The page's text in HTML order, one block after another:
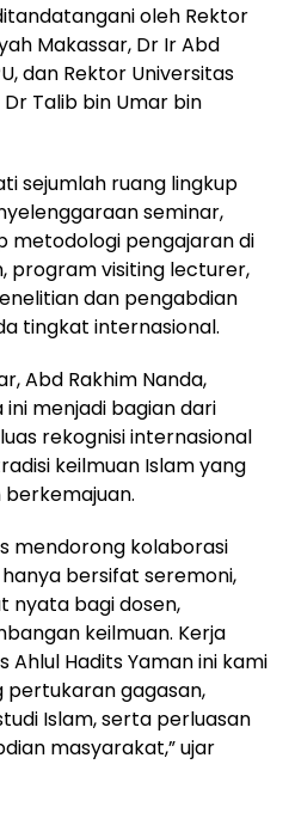
oleh Rektor
Makassar, Dr Ir Abd
dan Rektor Universitas
Talib bin Umar bin
sejumlah ruang lingkup
seminar,
metodologi pengajaran di
program visiting lecturer,
dan pengabdian
tingkat internasional.
Abd Rakhim Nanda,
menjadi bagian dari
rekognisi internasional
keilmuan Islam yang
mendorong kolaborasi
bersifat seremoni,
nyata bagi dosen,
keilmuan. Kerja
Ahlul Hadits Yaman ini kami
pertukaran gagasan,
Islam, serta perluasan
masyarakat,” ujar